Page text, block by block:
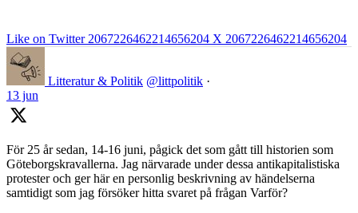
Like on Twitter 2067226462214656204 X 2067226462214656204
Litteratur & Politik @littpolitik ·
13 jun
För 25 år sedan, 14-16 juni, pågick det som gått till historien som
Göteborgskravallerna. Jag närvarade under dessa antikapitalistiska
protester och ger här en personlig beskrivning av händelserna
samtidigt som jag försöker hitta svaret på frågan Varför?